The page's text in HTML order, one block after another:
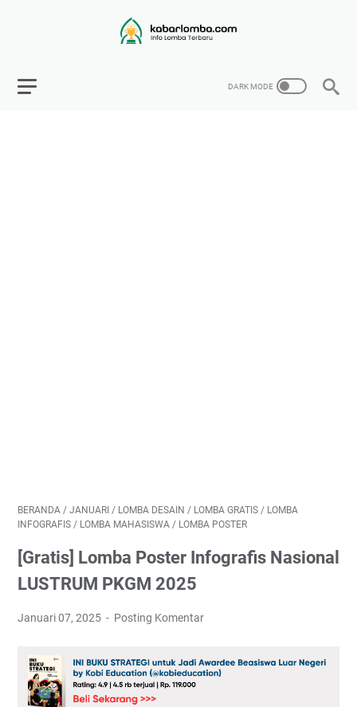
BERANDA / JANUARI / LOMBA DESAIN / LOMBA GRATIS / LOMBA
INFOGRAFIS / LOMBA MAHASISWA / LOMBA POSTER
[Gratis] Lomba Poster Infografis Nasional
LUSTRUM PKGM 2025
Januari 07, 2025 Posting Komentar